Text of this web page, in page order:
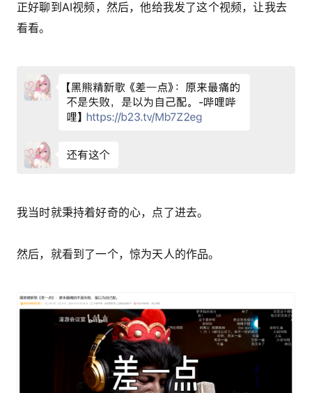
正好聊到AI视频，然后，他给我发了这个视频，让我去
看看。
我当时就秉持着好奇的心，点了进去。
然后，就看到了一个，惊为天人的作品。